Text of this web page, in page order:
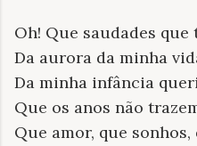
Oh! Que saudades que
Da aurora da minha
Da minha infância
Que os anos não
Que amor, que sonhos,